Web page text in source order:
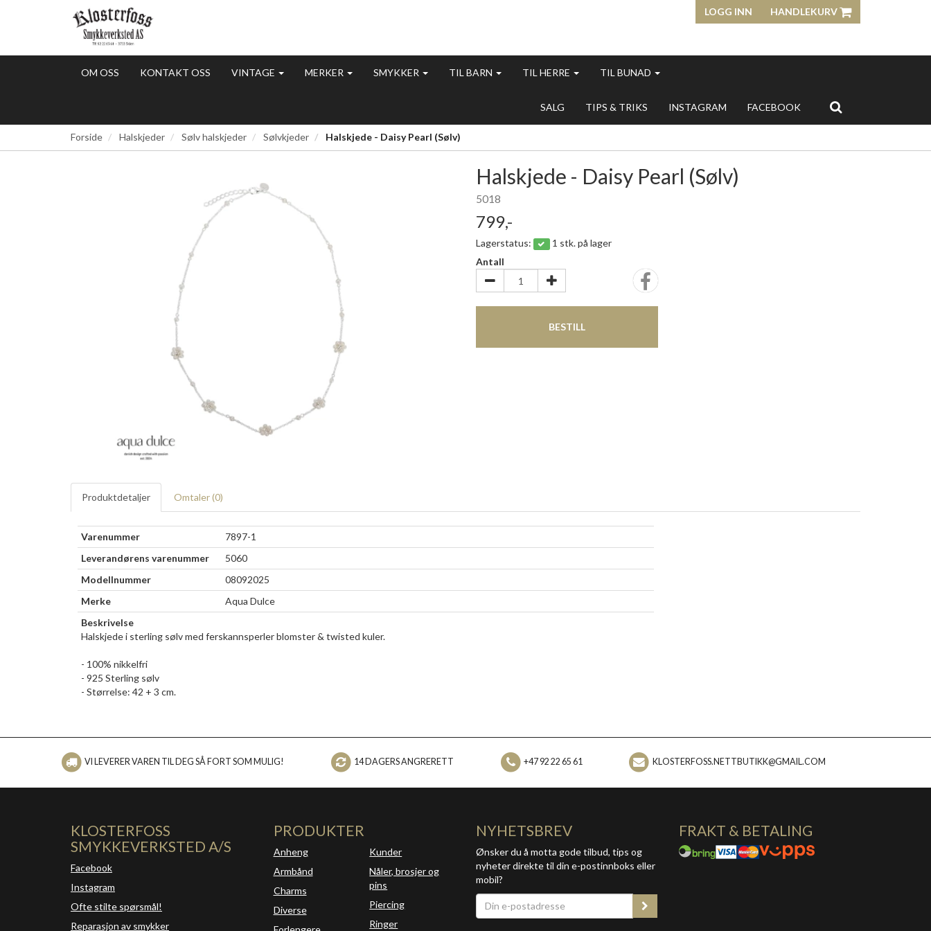
LOGG INN HANDLEKURV
OM OSS KONTAKT OSS VINTAGE MERKER SMYKKER TIL BARN TIL HERRE TIL BUNAD
SALG TIPS & TRIKS INSTAGRAM FACEBOOK
Forside Halskjeder Sølv halskjeder Sølvkjeder Halskjede - Daisy Pearl (Sølv)
Halskjede - Daisy Pearl (Sølv)
5018
799,-
Lagerstatus:
1 stk. på lager
Antall
BESTILL
Produktdetaljer Omtaler (0)
Varenummer
7897-1
Leverandørens varenummer
5060
Modellnummer
08092025
Merke
Aqua Dulce
Beskrivelse
Halskjede i sterling sølv med ferskannsperler blomster & twisted kuler.
- 100% nikkelfri
- 925 Sterling sølv
- Størrelse: 42 + 3 cm.
VI LEVERER VAREN TIL DEG SÅ FORT SOM MULIG! 14 DAGERS ANGRERETT +47 92 22 65 61 KLOSTERFOSS.NETTBUTIKK@GMAIL.COM
KLOSTERFOSS
SMYKKEVERKSTED A/S
Facebook
Instagram
Ofte stilte spørsmål!
Reparasjon av smykker
PRODUKTER
Anheng
Armbånd
Charms
Diverse
Kunder
Nåler, brosjer og
pins
Piercing
Ringer
NYHETSBREV
Ønsker du å motta gode tilbud, tips og
nyheter direkte til din e-postinnboks eller
mobil?
FRAKT & BETALING